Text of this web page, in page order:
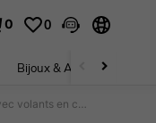
0 0
Bijoux & Accessoires pour
Rouah Robe mini en satin à col bénitier pour femmes, sans manches, couleur champagne, avec volants en cascade sur les côtés et sangles ajustables croisées pour les fêtes d'été